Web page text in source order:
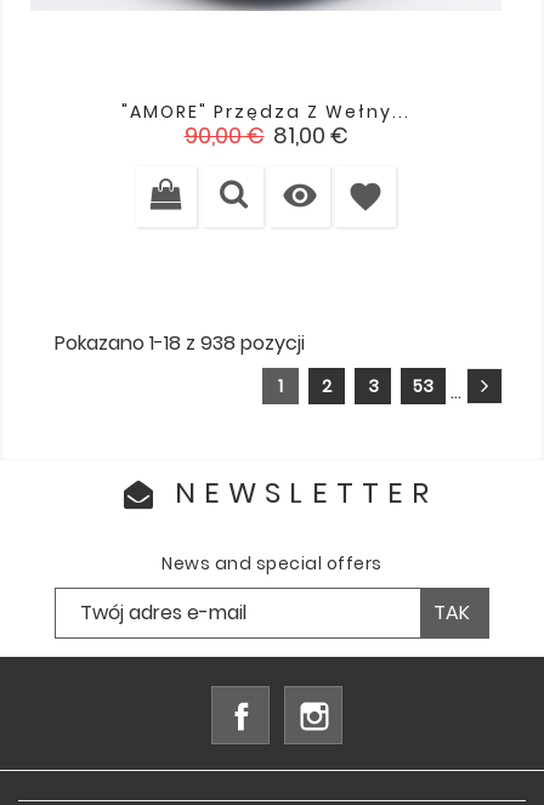
"AMORE" Przędza Z Wełny...
Cena
90,00 € Cena
81,00 €
 favorite
Pokazano 1-18 z 938 pozycji
1 2 3 …
53
NEWSLETTER
News and special offers
Facebook